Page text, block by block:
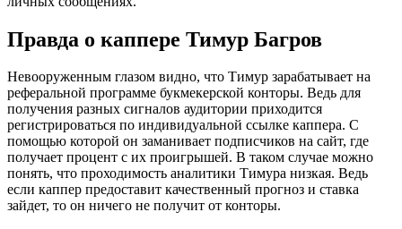
Правда о каппере Тимур Багров
Невооруженным глазом видно, что Тимур зарабатывает на
реферальной программе букмекерской конторы. Ведь для
получения разных сигналов аудитории приходится
регистрироваться по индивидуальной ссылке каппера. С
помощью которой он заманивает подписчиков на сайт, где
получает процент с их проигрышей. В таком случае можно
понять, что проходимость аналитики Тимура низкая. Ведь
если каппер предоставит качественный прогноз и ставка
зайдет, то он ничего не получит от конторы.